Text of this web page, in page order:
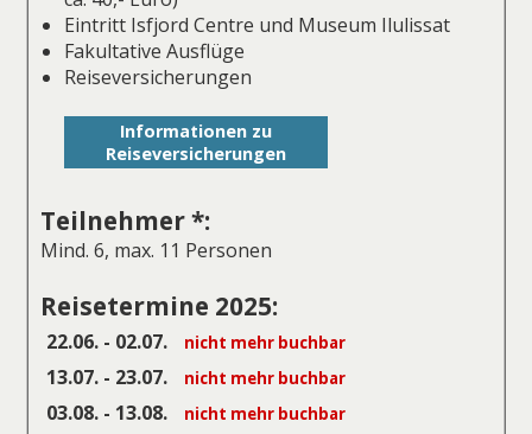
Eintritt Isfjord Centre und Museum Ilulissat
Fakultative Ausflüge
Reiseversicherungen
Informationen zu
Reiseversicherungen
Teilnehmer *:
Mind. 6, max. 11 Personen
Reisetermine 2025:
22.06. - 02.07. nicht mehr buchbar
13.07. - 23.07. nicht mehr buchbar
03.08. - 13.08. nicht mehr buchbar